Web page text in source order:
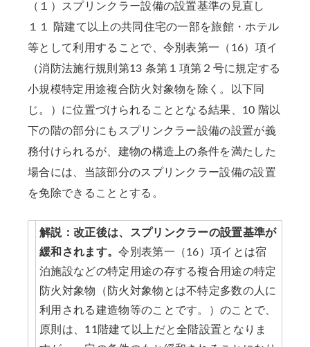
（１）スプリンクラー設備の設置基準の見直し
１１ 階建て以上の共同住宅の一部を旅館・ホテル
等として利用することで、令別表第一（16）項イ
（消防法施行規則第13 条第１項第２号に規定する
小規模特定用途複合防火対象物を除く。以下同
じ。）に位置づけられることとなる結果、10 階以
下の階の部分にもスプリンクラー設備の設置が義
務付けられるが、建物の構造上の条件を満たした
場合には、当該部分のスプリンクラー設備の設置
を免除できることとする。
解説：改正後は、スプリンクラーの設置基準が
緩和されます。令別表第一（16）項イとは宿
泊施設などの特定用途の存する複合用途の特定
防火対象物（防火対象物とは不特定多数の人に
利用される建造物等のことです。）のことで、
原則は、11階建て以上だと全階設置となりま